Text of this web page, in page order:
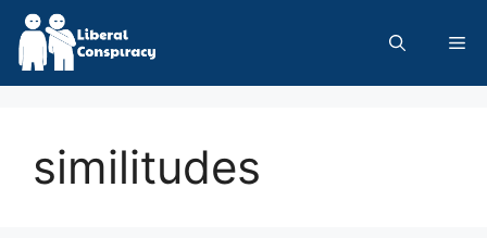
Skip
content
similitudes